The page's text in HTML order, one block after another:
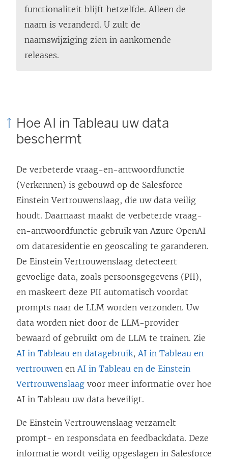
functionaliteit blijft hetzelfde. Alleen de
naam is veranderd. U zult de
naamswijziging zien in aankomende
releases.
Hoe AI in Tableau uw data
beschermt
De verbeterde vraag-en-antwoordfunctie
(Verkennen) is gebouwd op de Salesforce
Einstein Vertrouwenslaag, die uw data veilig
houdt. Daarnaast maakt de verbeterde vraag-
en-antwoordfunctie gebruik van Azure OpenAI
om dataresidentie en geoscaling te garanderen.
De Einstein Vertrouwenslaag detecteert
gevoelige data, zoals persoonsgegevens (PII),
en maskeert deze PII automatisch voordat
prompts naar de LLM worden verzonden. Uw
data worden niet door de LLM-provider
bewaard of gebruikt om de LLM te trainen. Zie
AI in Tableau en datagebruik,AI in Tableau en
vertrouwen enAI in Tableau en de Einstein
Vertrouwenslaag voor meer informatie over hoe
AI in Tableau uw data beveiligt.
De Einstein Vertrouwenslaag verzamelt
prompt- en responsdata en feedbackdata. Deze
informatie wordt veilig opgeslagen in Salesforce